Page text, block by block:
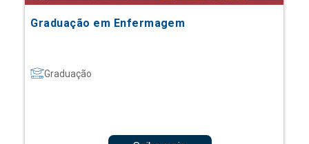
Graduação em Enfermagem
Graduação